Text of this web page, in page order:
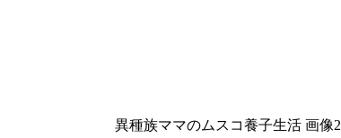
異種族ママのムスコ養子生活 画像2